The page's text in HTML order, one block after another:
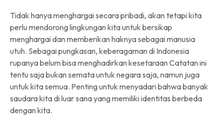
Tidak hanya menghargai secara pribadi, akan tetapi kita
perlu mendorong lingkungan kita untuk bersikap
menghargai dan memberikan haknya sebagai manusia
utuh. Sebagai pungkasan, keberagaman di Indonesia
rupanya belum bisa menghadirkan kesetaraan Catatan ini
tentu saja bukan semata untuk negara saja, namun juga
untuk kita semua. Penting untuk menyadari bahwa banyak
saudara kita di luar sana yang memiliki identitas berbeda
dengan kita.